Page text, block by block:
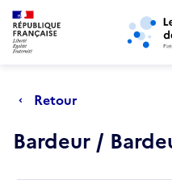
Aller au menu principal Aller
Retour
Bardeur /
Retour au début de la page
Panneau de gestion des